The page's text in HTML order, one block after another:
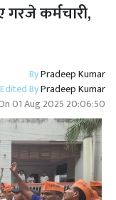
कर्मचारी,
ByPradeep Kumar
Edited ByPradeep Kumar
01 Aug 2025 20:06:50